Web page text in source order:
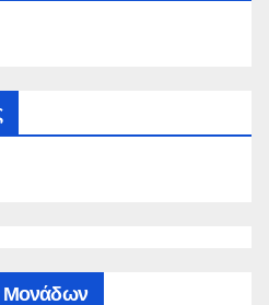
Μονάδων